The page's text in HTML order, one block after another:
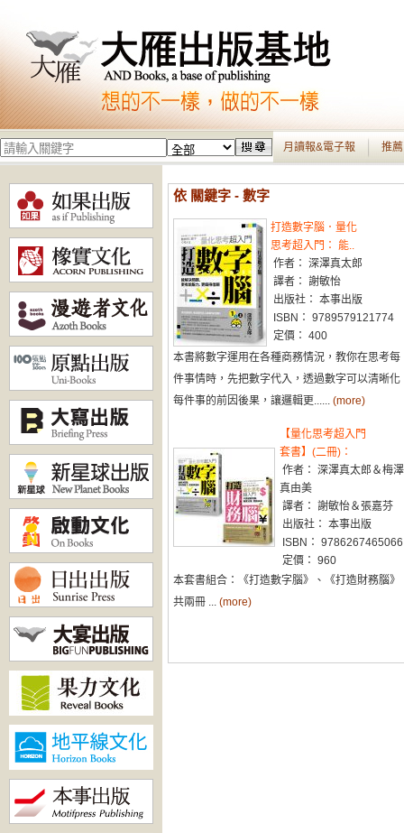
月讀報&電子報 推
依 關鍵字 - 數字
打造數字腦．量化
思考超入門： 能..
作者： 深澤真太郎
譯者： 謝敏怡
出版社： 本事出版
ISBN： 9789579121774
定價： 400
本書將數字運用在各種商務情況，教你在思考每
件事情時，先把數字代入，透過數字可以清晰化
每件事的前因後果，讓邏輯更...... (more)
【量化思考超入門
套書】(二冊)：
作者： 深澤真太郎＆梅澤
真由美
譯者： 謝敏怡＆張嘉芬
出版社： 本事出版
ISBN： 9786267465066
定價： 960
本套書組合：《打造數字腦》、《打造財務腦》
共兩冊 ... (more)